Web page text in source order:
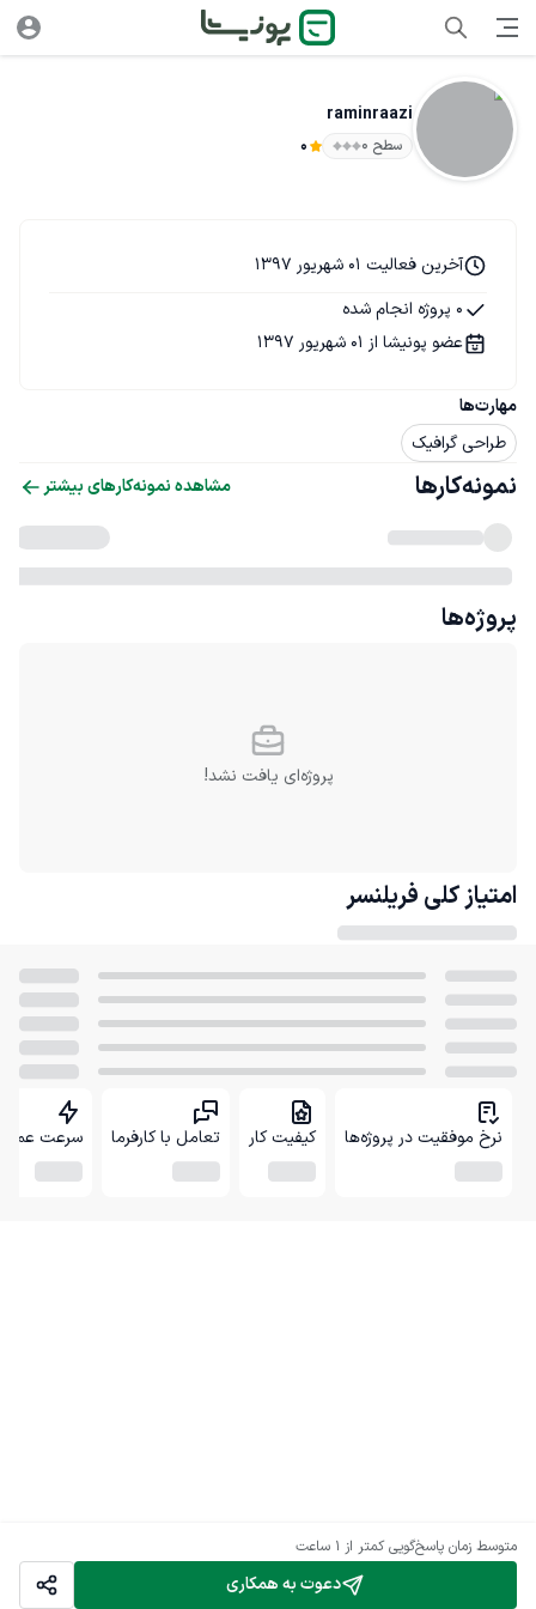
raminraazi
سطح ۰ 0
دعوت به همکاری
متوسط زمان پاسخ‌گویی کمتر از 1 ساعت
مهارت‌ها
طراحی گرافیک
آخرین فعالیت 01 شهریور 1397
0 پروژه انجام شده
عضو پونیشا از 01 شهریور 1397
نمونه‌کارها مشاهده نمونه‌کارهای بیشتر
پروژه‌ها
پروژه‌ای یافت نشد!
امتیاز کلی فریلنسر
نرخ موفقیت در پروژه‌ها کیفیت کار تعامل با کارفرما سرعت عمل